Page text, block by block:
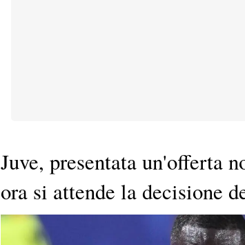
Juve, presentata un'offerta
ora si attende la decisione